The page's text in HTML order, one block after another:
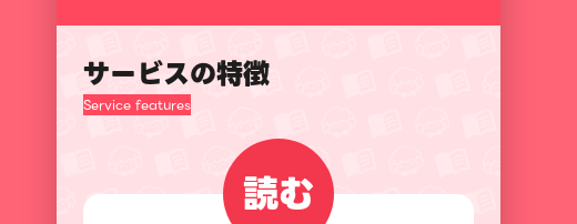
サービスの特徴
Service features
読む